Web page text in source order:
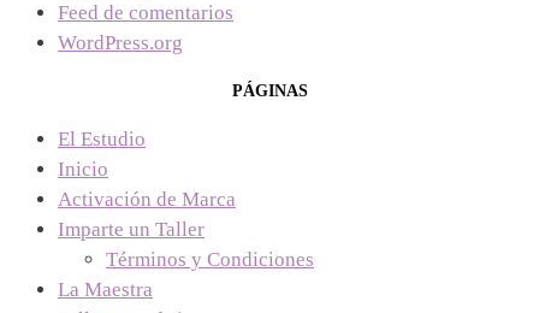
Feed de comentarios
WordPress.org
PÁGINAS
El Estudio
Inicio
Activación de Marca
Imparte un Taller
Términos y Condiciones
La Maestra